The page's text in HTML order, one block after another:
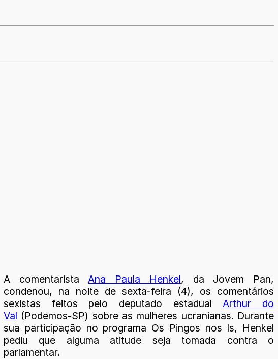
A comentarista Ana Paula Henkel, da Jovem Pan,
condenou, na noite de sexta-feira (4), os comentários
sexistas feitos pelo deputado estadual Arthur do
Val (Podemos-SP) sobre as mulheres ucranianas. Durante
sua participação no programa Os Pingos nos Is, Henkel
pediu que alguma atitude seja tomada contra o
parlamentar.